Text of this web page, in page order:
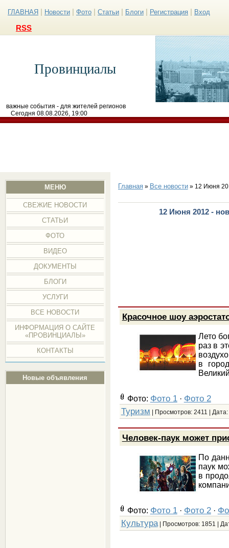
ГЛАВНАЯ Новости Фото Статьи Блоги Регистрация Вход
RSS
Провинциалы
важные события - для жителей регионов
Сегодня 08.08.2026, 19:00
МЕНЮ
СВЕЖИЕ НОВОСТИ
СТАТЬИ
ФОТО
ВИДЕО
ДОКУМЕНТЫ
БЛОГИ
УСЛУГИ
ВСЕ НОВОСТИ
ИНФОРМАЦИЯ О САЙТЕ
«ПРОВИНЦИАЛЫ»
КОНТАКТЫ
Новые объявления
Главная» Все новости» 12 Июня
12 Июня 2012 -
Красочное шоу
Лето
раз в
в
Фото: Фото 1· Фото 2
Туризм | Просмотров: 2411 | Дата:
Человек-паук может
По
паук
в
Фото: Фото 1· Фото 2·
Культура| Просмотров: 1851 |